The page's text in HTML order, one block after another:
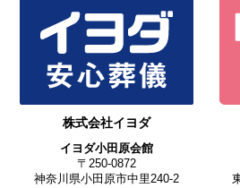
株式会社イヨダ
イヨダ小田原会館
〒250-0872
神奈川県小田原市中里240-2